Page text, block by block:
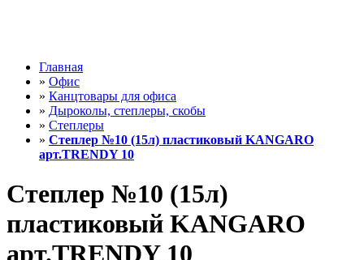
Главная
» Офис
» Канцтовары для офиса
» Дыроколы, степлеры, скобы
» Степлеры
» Степлер №10 (15л) пластиковый KANGARO
арт.TRENDY 10
Степлер №10 (15л)
пластиковый KANGARO
арт.TRENDY 10